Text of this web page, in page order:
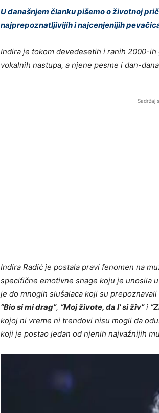
U današnjem članku pišemo o životnoj
najprepoznatljivijih i najcenjenijih
Indira je tokom devedesetih i ranih 2000-
vokalnih nastupa, a njene pesme i dan-
Sadržaj
Indira Radić je postala pravi fenomen na
specifične emotivne snage koju je unosila
je do mnogih slušalaca koji su
“Bio si mi drag”, “Moj živote, da l’ si živ”i
kojoj ni vreme ni trendovi nisu mogli da
koji je postao jedan od njenih najvažnijih